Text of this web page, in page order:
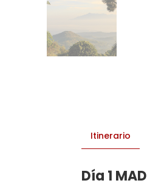
Itinerario
Día 1